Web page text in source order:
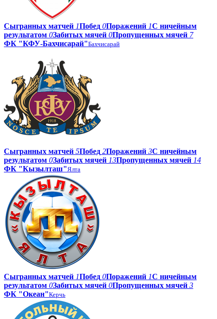
Сыгранных матчей 1Побед 0Поражений 1С ничейным
результатом 0Забитых мячей 0Пропущенных мячей 7
ФК "КФУ-Бахчисарай"Бахчисарай
Сыгранных матчей 5Побед 2Поражений 3С ничейным
результатом 0Забитых мячей 13Пропущенных мячей 14
ФК "Кызылташ"Ялта
Сыгранных матчей 1Побед 0Поражений 1С ничейным
результатом 0Забитых мячей 0Пропущенных мячей 3
ФК "Океан"Керчь